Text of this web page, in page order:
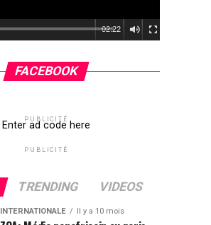
02:22
FACEBOOK
PUBLICITÉ
Enter ad code here
PUBLICITÉ
TRENDING VIDEOS
INTERNATIONALE Il y a 10 mois